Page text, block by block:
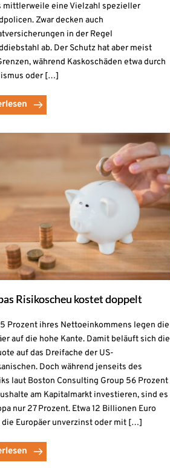
mittlerweile eine Vielzahl spezieller
Zwar decken auch
in der Regel
ab. Der Schutz hat aber meist
während Kaskoschäden etwa durch
oder […]
Risikoscheu kostet doppelt
Prozent ihres Nettoeinkommens legen die
auf die hohe Kante. Damit beläuft sich die
auf das Dreifache der US-
Doch während jenseits des
laut Boston Consulting Group 56 Prozent
am Kapitalmarkt investieren, sind es
nur 27 Prozent. Etwa 12 Billionen Euro
die Europäer unverzinst oder mit […]